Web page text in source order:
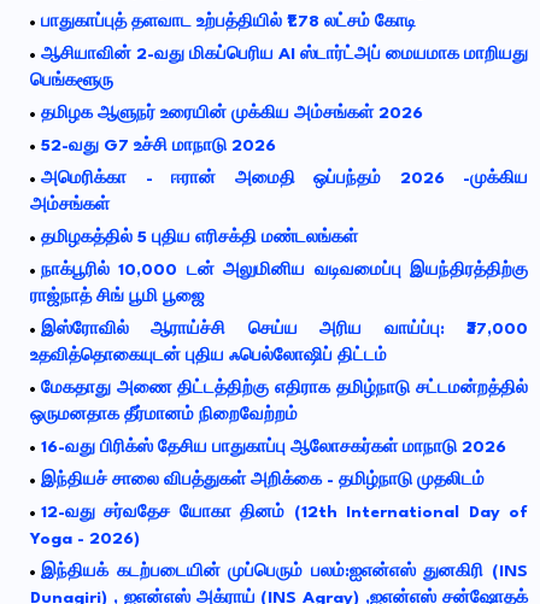
பாதுகாப்புத் தளவாட உற்பத்தியில் ₹1.78 லட்சம் கோடி
ஆசியாவின் 2-வது மிகப்பெரிய AI ஸ்டார்ட்அப் மையமாக மாறியது
பெங்களூரு
தமிழக ஆளுநர் உரையின் முக்கிய அம்சங்கள் 2026
52-வது G7 உச்சி மாநாடு 2026
அமெரிக்கா - ஈரான் அமைதி ஒப்பந்தம் 2026 -முக்கிய
அம்சங்கள்
தமிழகத்தில் 5 புதிய எரிசக்தி மண்டலங்கள்
நாக்பூரில் 10,000 டன் அலுமினிய வடிவமைப்பு இயந்திரத்திற்கு
ராஜ்நாத் சிங் பூமி பூஜை
இஸ்ரோவில் ஆராய்ச்சி செய்ய அரிய வாய்ப்பு: ₹37,000
உதவித்தொகையுடன் புதிய ஃபெல்லோஷிப் திட்டம்
மேகதாது அணை திட்டத்திற்கு எதிராக தமிழ்நாடு சட்டமன்றத்தில்
ஒருமனதாக தீர்மானம் நிறைவேற்றம்
16-வது பிரிக்ஸ் தேசிய பாதுகாப்பு ஆலோசகர்கள் மாநாடு 2026
இந்தியச் சாலை விபத்துகள் அறிக்கை - தமிழ்நாடு முதலிடம்
12-வது சர்வதேச யோகா தினம் (12th International Day of
Yoga - 2026)
இந்தியக் கடற்படையின் முப்பெரும் பலம்:ஐஎன்எஸ் துனகிரி (INS
Dunagiri) , ஐஎன்எஸ் அக்ராய் (INS Agray) ,ஐஎன்எஸ் சன்ஷோதக்